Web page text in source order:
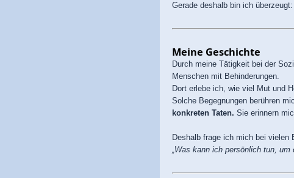
Gerade deshalb bin ich überzeugt:
Meine Geschichte
Durch meine Tätigkeit bei der
Menschen mit Behinderungen.
Dort erlebe ich, wie viel Mut und
Solche Begegnungen berühren
konkreten Taten. Sie erinnern
Deshalb frage ich mich bei vielen
„Was kann ich persönlich tun,